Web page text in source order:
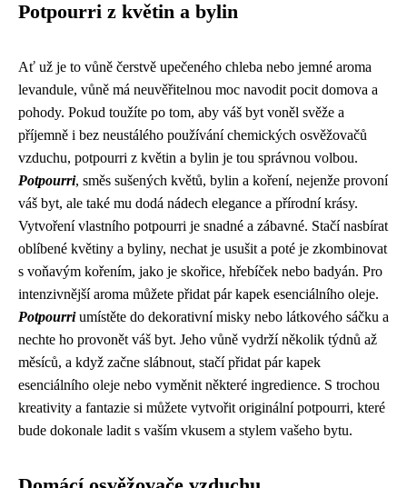
Potpourri z květin a bylin
Ať už je to vůně čerstvě upečeného chleba nebo jemné aroma
levandule, vůně má neuvěřitelnou moc navodit pocit domova a
pohody. Pokud toužíte po tom, aby váš byt voněl svěže a
příjemně i bez neustálého používání chemických osvěžovačů
vzduchu, potpourri z květin a bylin je tou správnou volbou.
Potpourri, směs sušených květů, bylin a koření, nejenže provoní
váš byt, ale také mu dodá nádech elegance a přírodní krásy.
Vytvoření vlastního potpourri je snadné a zábavné. Stačí nasbírat
oblíbené květiny a byliny, nechat je usušit a poté je zkombinovat
s voňavým kořením, jako je skořice, hřebíček nebo badyán. Pro
intenzivnější aroma můžete přidat pár kapek esenciálního oleje.
Potpourriumístěte do dekorativní misky nebo látkového sáčku a
nechte ho provonět váš byt. Jeho vůně vydrží několik týdnů až
měsíců, a když začne slábnout, stačí přidat pár kapek
esenciálního oleje nebo vyměnit některé ingredience. S trochou
kreativity a fantazie si můžete vytvořit originální potpourri, které
bude dokonale ladit s vaším vkusem a stylem vašeho bytu.